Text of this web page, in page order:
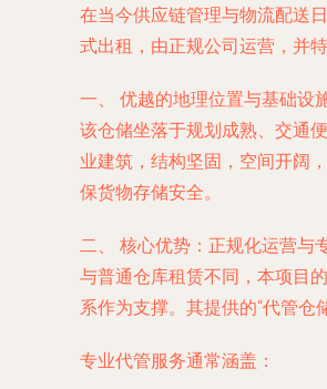
在当今供应链管理与物流配送
式出租，由正规公司运营，并
一、 优越的地理位置与基础设
该仓储坐落于规划成熟、交通
业建筑，结构坚固，空间开阔
保货物存储安全。
二、 核心优势：正规化运营与
与普通仓库租赁不同，本项目
系作为支撑。其提供的“代管仓
专业代管服务通常涵盖：